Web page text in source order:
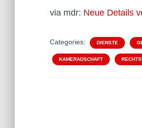
via mdr: Neue Details
Categories: DIENSTE
KAMERADSCHAFT